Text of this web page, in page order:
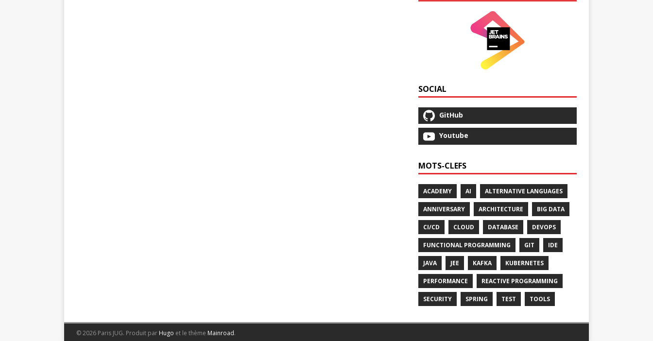
SOCIAL
GitHub
Youtube
MOTS-CLEFS
ACADEMY AI ALTERNATIVE LANGUAGES
ANNIVERSARY ARCHITECTURE BIG DATA
CI/CD CLOUD DATABASE DEVOPS
FUNCTIONAL PROGRAMMING GIT IDE
JAVA JEE KAFKA KUBERNETES
PERFORMANCE REACTIVE PROGRAMMING
SECURITY SPRING TEST TOOLS
© 2026 Paris JUG. Produit par Hugo et le thème Mainroad.